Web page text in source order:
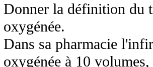
Donner la définition du
oxygénée.
Dans sa pharmacie
oxygénée à 10